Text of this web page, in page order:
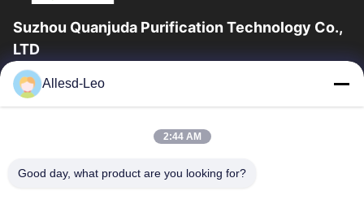
Suzhou Quanjuda Purification Technology Co.,
LTD
16years ervaring, als belangrijke fabrikant en exporteur van
ESD & Cleanroom producten, bieden wij een volledige lijn van
Huis
Producten
Allesd-Leo
2:44 AM
Good day, what product are you looking for?